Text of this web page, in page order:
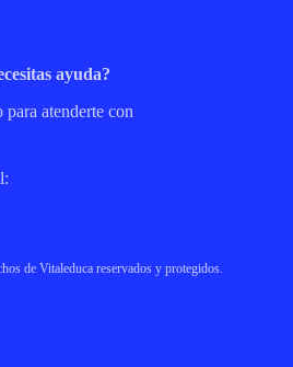
ayuda?
atenderte con
de Vitaleduca reservados y protegidos.